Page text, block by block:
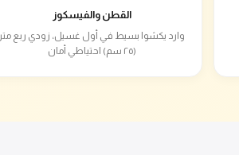
القطن والفيسكوز
وارد يكشوا بسيط في أول غسيل، زودي ربع متر
(٢٥ سم) احتياطي أمان